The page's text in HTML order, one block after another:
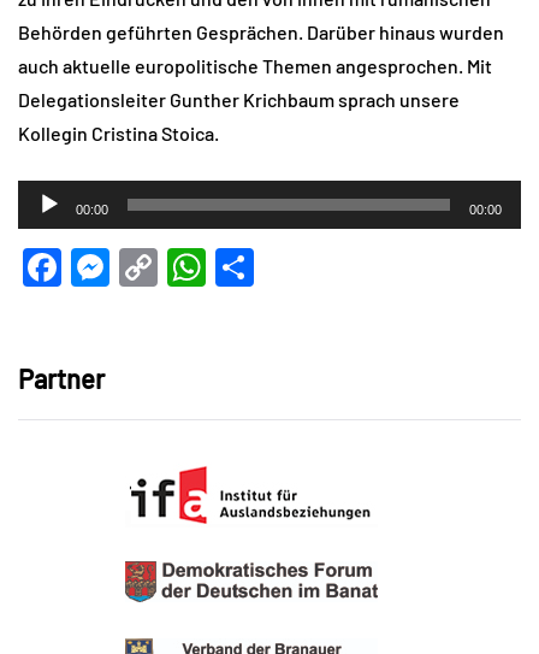
Behörden geführten Gesprächen. Darüber hinaus wurden
auch aktuelle europolitische Themen angesprochen. Mit
Delegationsleiter Gunther Krichbaum sprach unsere
Kollegin Cristina Stoica.
Audio-
Player
00:00 00:00
Facebook
Messenger
CopyWhatsApp
Partner